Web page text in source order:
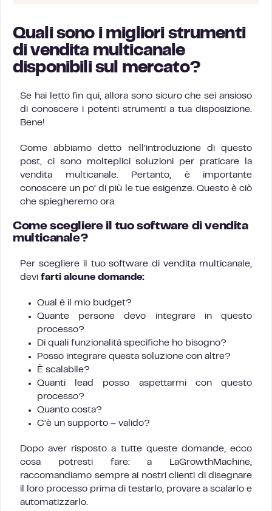
Quali sono i migliori strumenti
di vendita multicanale
disponibili sul mercato?
Se hai letto fin qui, allora sono sicuro che sei ansioso
di conoscere i potenti strumenti a tua disposizione.
Bene!
Come abbiamo detto nell’introduzione di questo
post, ci sono molteplici soluzioni per praticare la
vendita multicanale. Pertanto, è importante
conoscere un po’ di più le tue esigenze. Questo è ciò
che spiegheremo ora.
Come scegliere il tuo software di vendita
multicanale?
Per scegliere il tuo software di vendita multicanale,
devi farti alcune domande:
Qual è il mio budget?
Quante persone devo integrare in questo
processo?
Di quali funzionalità specifiche ho bisogno?
Posso integrare questa soluzione con altre?
È scalabile?
Quanti lead posso aspettarmi con questo
processo?
Quanto costa?
C’è un supporto – valido?
Dopo aver risposto a tutte queste domande, ecco
cosa potresti fare: a LaGrowthMachine,
raccomandiamo sempre ai nostri clienti di disegnare
il loro processo prima di testarlo, provare a scalarlo e
automatizzarlo.